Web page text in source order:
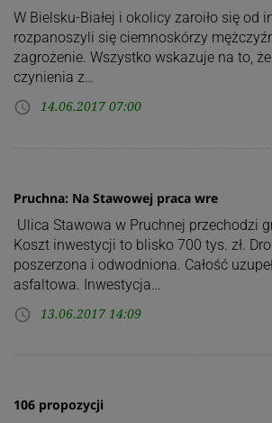
W Bielsku-Białej i okolicy zaroiło się od
rozpanoszyli się ciemnoskórzy
zagrożenie. Wszystko wskazuje na to,
czynienia z…
access_time 14.06.2017 07:00
Pruchna: Na Stawowej praca wre
Ulica Stawowa w Pruchnej przechodzi
Koszt inwestycji to blisko 700 tys. zł.
poszerzona i odwodniona. Całość
asfaltowa. Inwestycja…
access_time 13.06.2017 14:09
106 propozycji